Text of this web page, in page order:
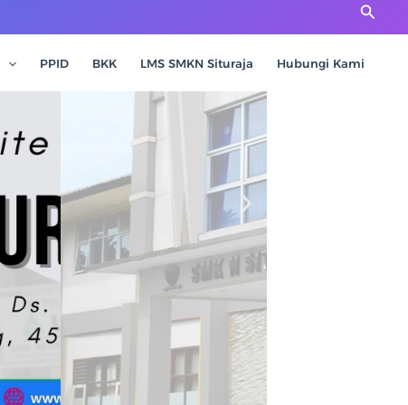
Cari
PPID BKK LMS SMKN Situraja Hubungi Kami